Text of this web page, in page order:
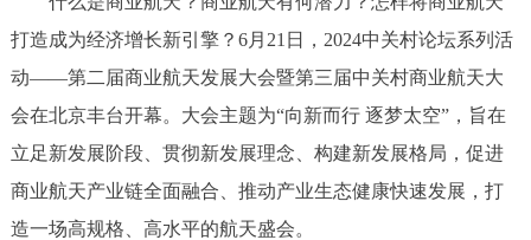
走进北京
打造成为经济增长新引擎？6月21日，2024中关村论坛系列活
动——第二届商业航天发展大会暨第三届中关村商业航天大
会在北京丰台开幕。大会主题为“向新而行 逐梦太空”，旨在
立足新发展阶段、贯彻新发展理念、构建新发展格局，促进
商业航天产业链全面融合、推动产业生态健康快速发展，打
造一场高规格、高水平的航天盛会。